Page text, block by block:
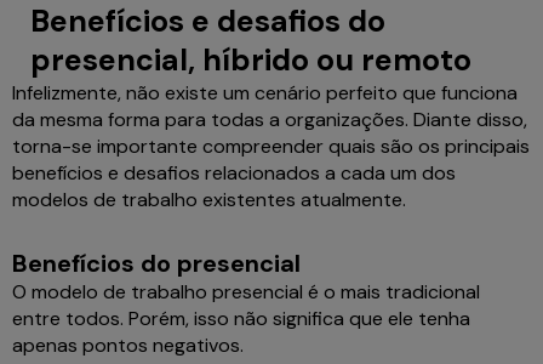
Benefícios e desafios do
presencial, híbrido ou remoto
Infelizmente, não existe um cenário perfeito que funciona
da mesma forma para todas a organizações. Diante disso,
torna-se importante compreender quais são os principais
benefícios e desafios relacionados a cada um dos
modelos de trabalho existentes atualmente.
Benefícios do presencial
O modelo de trabalho presencial é o mais tradicional
entre todos. Porém, isso não significa que ele tenha
apenas pontos negativos.